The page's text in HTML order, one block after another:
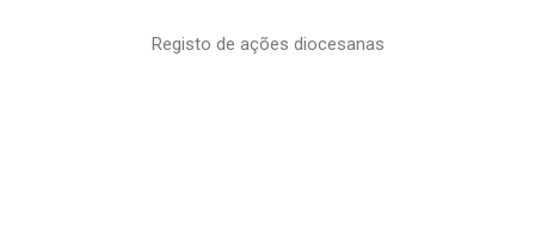
Registo de ações diocesanas